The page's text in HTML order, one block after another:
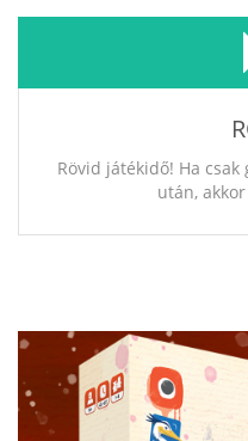
Rövid játékidő! Ha
után,